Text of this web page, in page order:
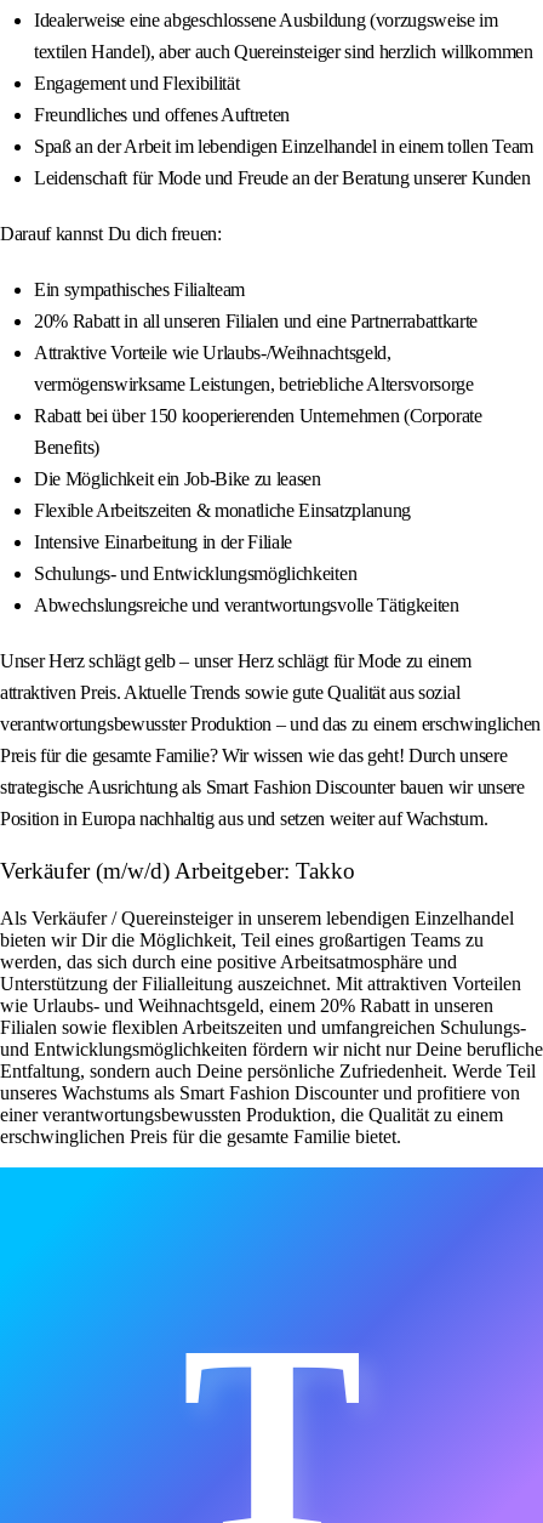
Idealerweise eine abgeschlossene Ausbildung (vorzugsweise im
textilen Handel), aber auch Quereinsteiger sind herzlich willkommen
Engagement und Flexibilität
Freundliches und offenes Auftreten
Spaß an der Arbeit im lebendigen Einzelhandel in einem tollen Team
Leidenschaft für Mode und Freude an der Beratung unserer Kunden
Darauf kannst Du dich freuen:
Ein sympathisches Filialteam
20% Rabatt in all unseren Filialen und eine Partnerrabattkarte
Attraktive Vorteile wie Urlaubs-/Weihnachtsgeld,
vermögenswirksame Leistungen, betriebliche Altersvorsorge
Rabatt bei über 150 kooperierenden Unternehmen (Corporate
Benefits)
Die Möglichkeit ein Job-Bike zu leasen
Flexible Arbeitszeiten & monatliche Einsatzplanung
Intensive Einarbeitung in der Filiale
Schulungs- und Entwicklungsmöglichkeiten
Abwechslungsreiche und verantwortungsvolle Tätigkeiten
Unser Herz schlägt gelb – unser Herz schlägt für Mode zu einem
attraktiven Preis. Aktuelle Trends sowie gute Qualität aus sozial
verantwortungsbewusster Produktion – und das zu einem erschwinglichen
Preis für die gesamte Familie? Wir wissen wie das geht! Durch unsere
strategische Ausrichtung als Smart Fashion Discounter bauen wir unsere
Position in Europa nachhaltig aus und setzen weiter auf Wachstum.
Verkäufer (m/w/d) Arbeitgeber: Takko
Als Verkäufer / Quereinsteiger in unserem lebendigen Einzelhandel
bieten wir Dir die Möglichkeit, Teil eines großartigen Teams zu
werden, das sich durch eine positive Arbeitsatmosphäre und
Unterstützung der Filialleitung auszeichnet. Mit attraktiven Vorteilen
wie Urlaubs- und Weihnachtsgeld, einem 20% Rabatt in unseren
Filialen sowie flexiblen Arbeitszeiten und umfangreichen Schulungs-
und Entwicklungsmöglichkeiten fördern wir nicht nur Deine berufliche
Entfaltung, sondern auch Deine persönliche Zufriedenheit. Werde Teil
unseres Wachstums als Smart Fashion Discounter und profitiere von
einer verantwortungsbewussten Produktion, die Qualität zu einem
erschwinglichen Preis für die gesamte Familie bietet.
T